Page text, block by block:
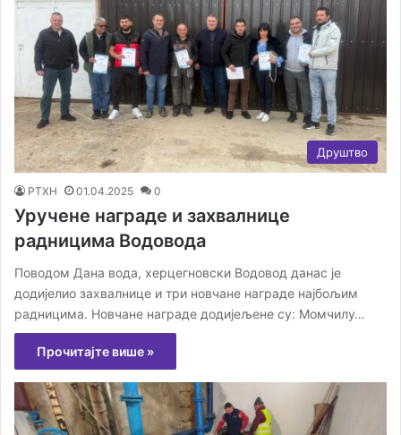
Друштво
РТХН 01.04.2025 0
Уручене награде и захвалнице
радницима Водовода
Поводом Дана вода, херцегновски Водовод данас је
додијелио захвалнице и три новчане награде најбољим
радницима. Новчане награде додијељене су: Момчилу…
Прочитајте више »